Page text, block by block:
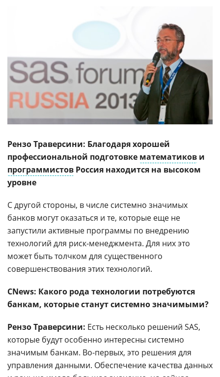
Рензо Траверсини: Благодаря хорошей
профессиональной подготовке математиков и
программистов Россия находится на высоком
уровне
С другой стороны, в числе системно значимых
банков могут оказаться и те, которые еще не
запустили активные программы по внедрению
технологий для риск-менеджмента. Для них это
может быть толчком для существенного
совершенствования этих технологий.
CNews: Какого рода технологии потребуются
банкам, которые станут системно значимыми?
Рензо Траверсини: Есть несколько решений SAS,
которые будут особенно интересны системно
значимым банкам. Во-первых, это решения для
управления данными. Обеспечение качества данных